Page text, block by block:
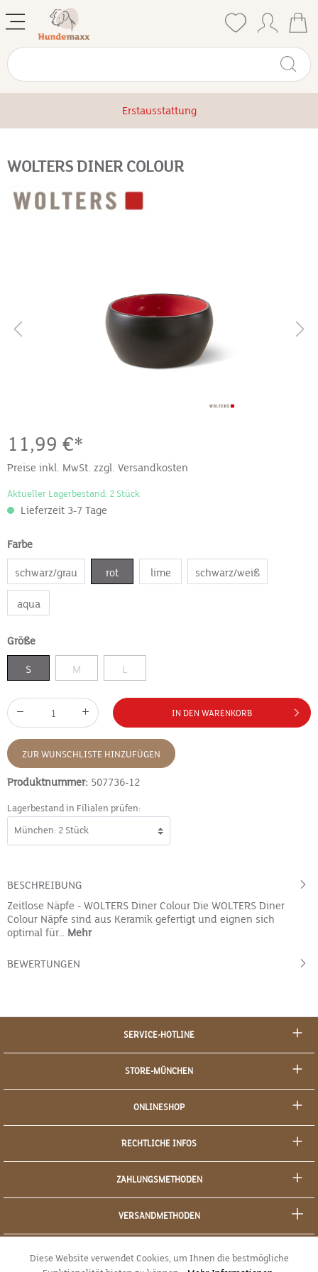
Erstausstattung
WOLTERS DINER COLOUR
11,99 €*
Preise inkl. MwSt. zzgl. Versandkosten
Aktueller Lagerbestand: 2 Stück
Lieferzeit 3-7 Tage
Farbe
schwarz/grau rot lime schwarz/weiß
aqua
Größe
S M L
IN DEN WARENKORB
ZUR WUNSCHLISTE HINZUFÜGEN
Produktnummer: 507736-12
Lagerbestand in Filialen prüfen:
BESCHREIBUNG
Zeitlose Näpfe - WOLTERS Diner Colour Die WOLTERS Diner
Colour Näpfe sind aus Keramik gefertigt und eignen sich
optimal für… Mehr
BEWERTUNGEN
SERVICE-HOTLINE
STORE-MÜNCHEN
ONLINESHOP
RECHTLICHE INFOS
ZAHLUNGSMETHODEN
VERSANDMETHODEN
Diese Website verwendet Cookies, um Ihnen die bestmögliche